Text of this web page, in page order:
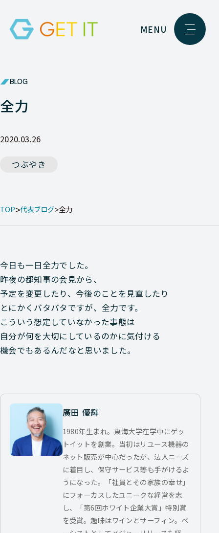
MENU
BLOG
全力
2020.03.26
つぶやき
TOP 代表ブログ 全力
今日も一日全力でした。
昨夜の都知事の会見から、
予定を変更したり、今後のことを見直したり
とにかくバタバタですが、全力です。
こういう想定していなかった事態は
自分が何を大切にしているのかに気付ける
機会でもあるんだなと思いました。
廣田 優輝
1980年生まれ。東海大学在学中にゲッ
トイットを創業。当初はリユース機器の
ネット販売が中心だったが、法人ニーズ
に着目し、保守サービス等も手がけるよ
うになった。「社員とその家族の幸せ」
にフォーカスしたユニークな経営を志
し、「第6回ホワイト企業大賞」特別賞
を受賞。趣味はワインとサーフィン。ベ